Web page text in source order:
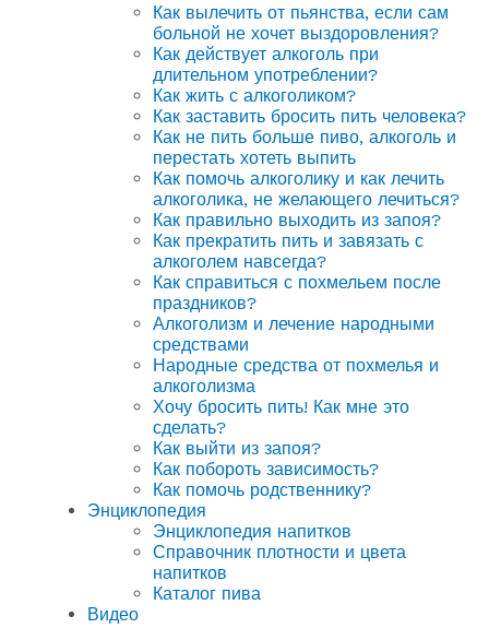
Как вылечить от пьянства, если сам
больной не хочет выздоровления?
Как действует алкоголь при
длительном употреблении?
Как жить с алкоголиком?
Как заставить бросить пить человека?
Как не пить больше пиво, алкоголь и
перестать хотеть выпить
Как помочь алкоголику и как лечить
алкоголика, не желающего лечиться?
Как правильно выходить из запоя?
Как прекратить пить и завязать с
алкоголем навсегда?
Как справиться с похмельем после
праздников?
Алкоголизм и лечение народными
средствами
Народные средства от похмелья и
алкоголизма
Хочу бросить пить! Как мне это
сделать?
Как выйти из запоя?
Как побороть зависимость?
Как помочь родственнику?
Энциклопедия
Энциклопедия напитков
Справочник плотности и цвета
напитков
Каталог пива
Видео